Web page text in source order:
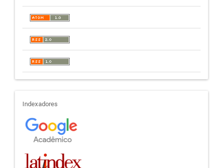
indexadores
Indexadores